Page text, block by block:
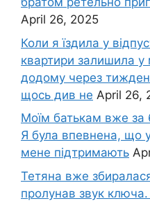
April 26, 2025
Коли я їздила у
квартири залишила
додому через
щось див не April 26,
Моїм батькам вже за
Я була впевнена, що
мене підтримають
Тетяна вже
пролунав звук ключа.